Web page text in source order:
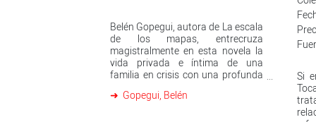
Belén Gopegui, autora de La escala
de los mapas, entrecruza
magistralmente en esta novela la
vida privada e íntima de una
familia en crisis con una profunda
de filosofía en un instituto, madre
Gopegui, Belén
Si